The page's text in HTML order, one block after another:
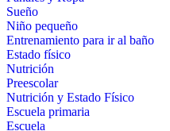
Sueño
Niño pequeño
Entrenamiento para ir al baño
Estado físico
Nutrición
Preescolar
Nutrición y Estado Físico
Escuela primaria
Escuela